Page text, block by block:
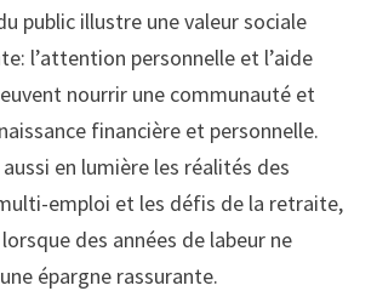
public illustre une valeur sociale
l’attention personnelle et l’aide
nourrir une communauté et
financière et personnelle.
en lumière les réalités des
emploi et les défis de la retraite,
des années de labeur ne
épargne rassurante.